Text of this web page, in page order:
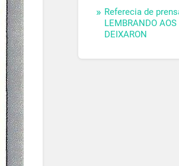
Referecia de
LEMBRANDO AOS
DEIXARON